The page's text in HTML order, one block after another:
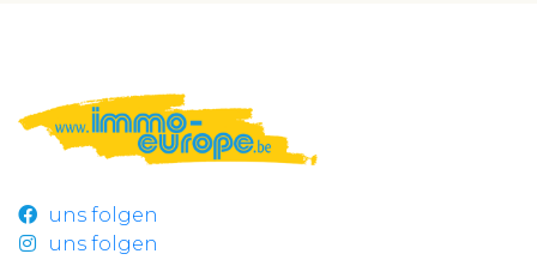
uns folgen
uns folgen